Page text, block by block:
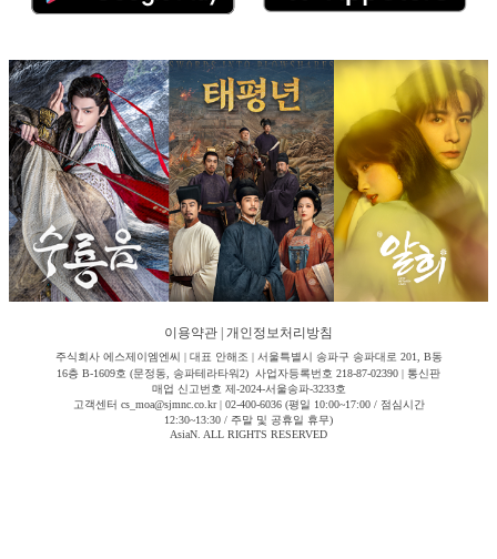
이용약관 개인정보처리방침
주식회사 에스제이엠엔씨 | 대표 안해조 | 서울특별시 송파구 송파대로 201, B동
16층 B-1609호 (문정동, 송파테라타워2) 사업자등록번호 218-87-02390 | 통신판
매업 신고번호 제-2024-서울송파-3233호
고객센터 cs_moa@sjmnc.co.kr | 02-400-6036 (평일 10:00~17:00 / 점심시간
12:30~13:30 / 주말 및 공휴일 휴무)
AsiaN. ALL RIGHTS RESERVED